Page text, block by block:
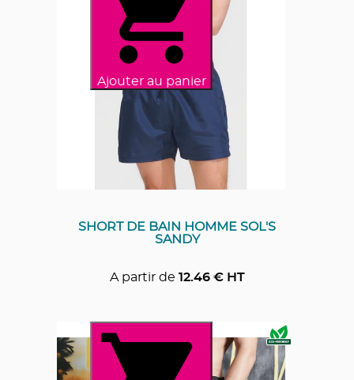
Ajouter au panier
SHORT DE BAIN HOMME SOL'S
SANDY
A partir de 12.46€ HT